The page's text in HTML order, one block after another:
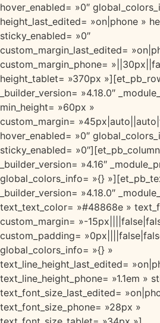
hover_enabled= »0″
height_last_edited= »on|phone »
sticky_enabled= »0″
custom_margin_last_edited=
custom_margin_phone=
height_tablet= »370px
_builder_version= »4.18.0″
min_height= »60px »
custom_margin=
hover_enabled= »0″
sticky_enabled=
_builder_version= »4.16″
global_colors_info= »{}
_builder_version= »4.18.0″
text_text_color= »#48868e »
custom_margin= »-
custom_padding=
global_colors_info= »{} »
text_line_height_last_edited=
text_line_height_phone= »1.1em »
text_font_size_last_edited=
text_font_size_phone= »28px »